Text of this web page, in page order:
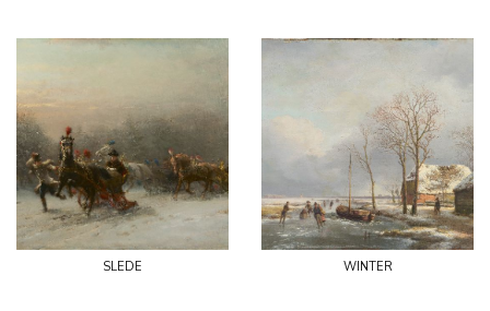
slede winter